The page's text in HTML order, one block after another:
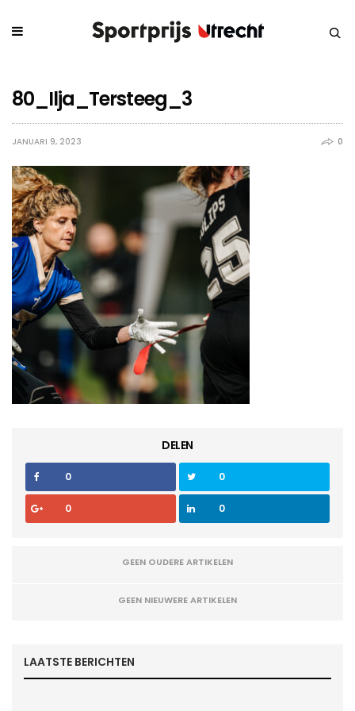
80_Ilja_Tersteeg_3
JANUARI 9, 2023 0
DELEN
0 0
0 0
GEEN OUDERE ARTIKELEN
GEEN NIEUWERE ARTIKELEN
LAATSTE BERICHTEN